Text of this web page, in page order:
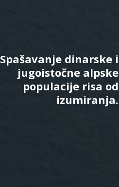
Spašavanje dinarske i
jugoistočne alpske
populacije risa od
izumiranja.